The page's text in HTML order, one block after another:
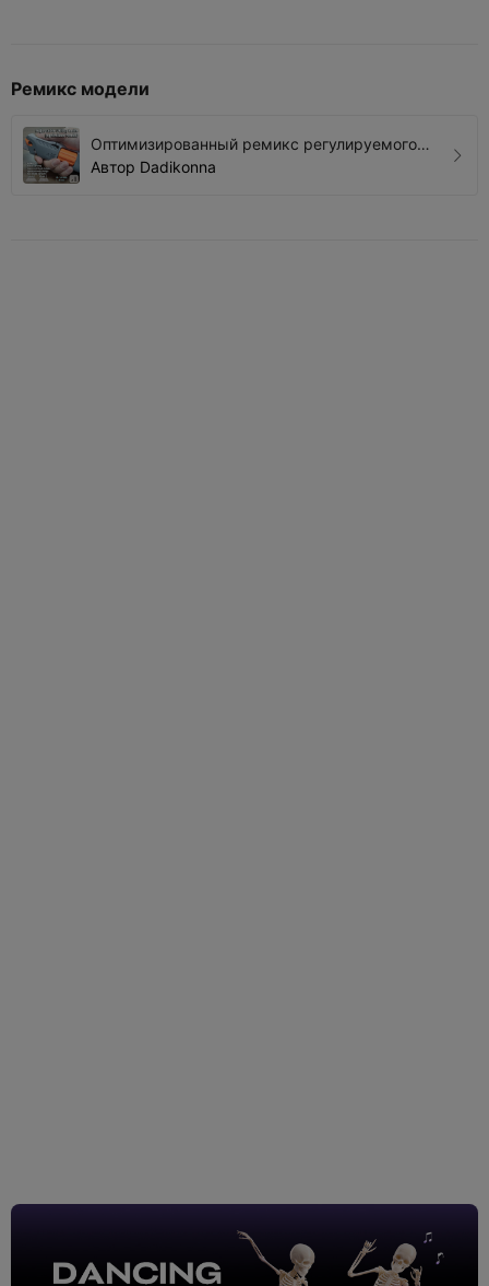
Ремикс модели
Оптимизированный ремикс регулируемого
универсального ножа
Автор Dadikonna